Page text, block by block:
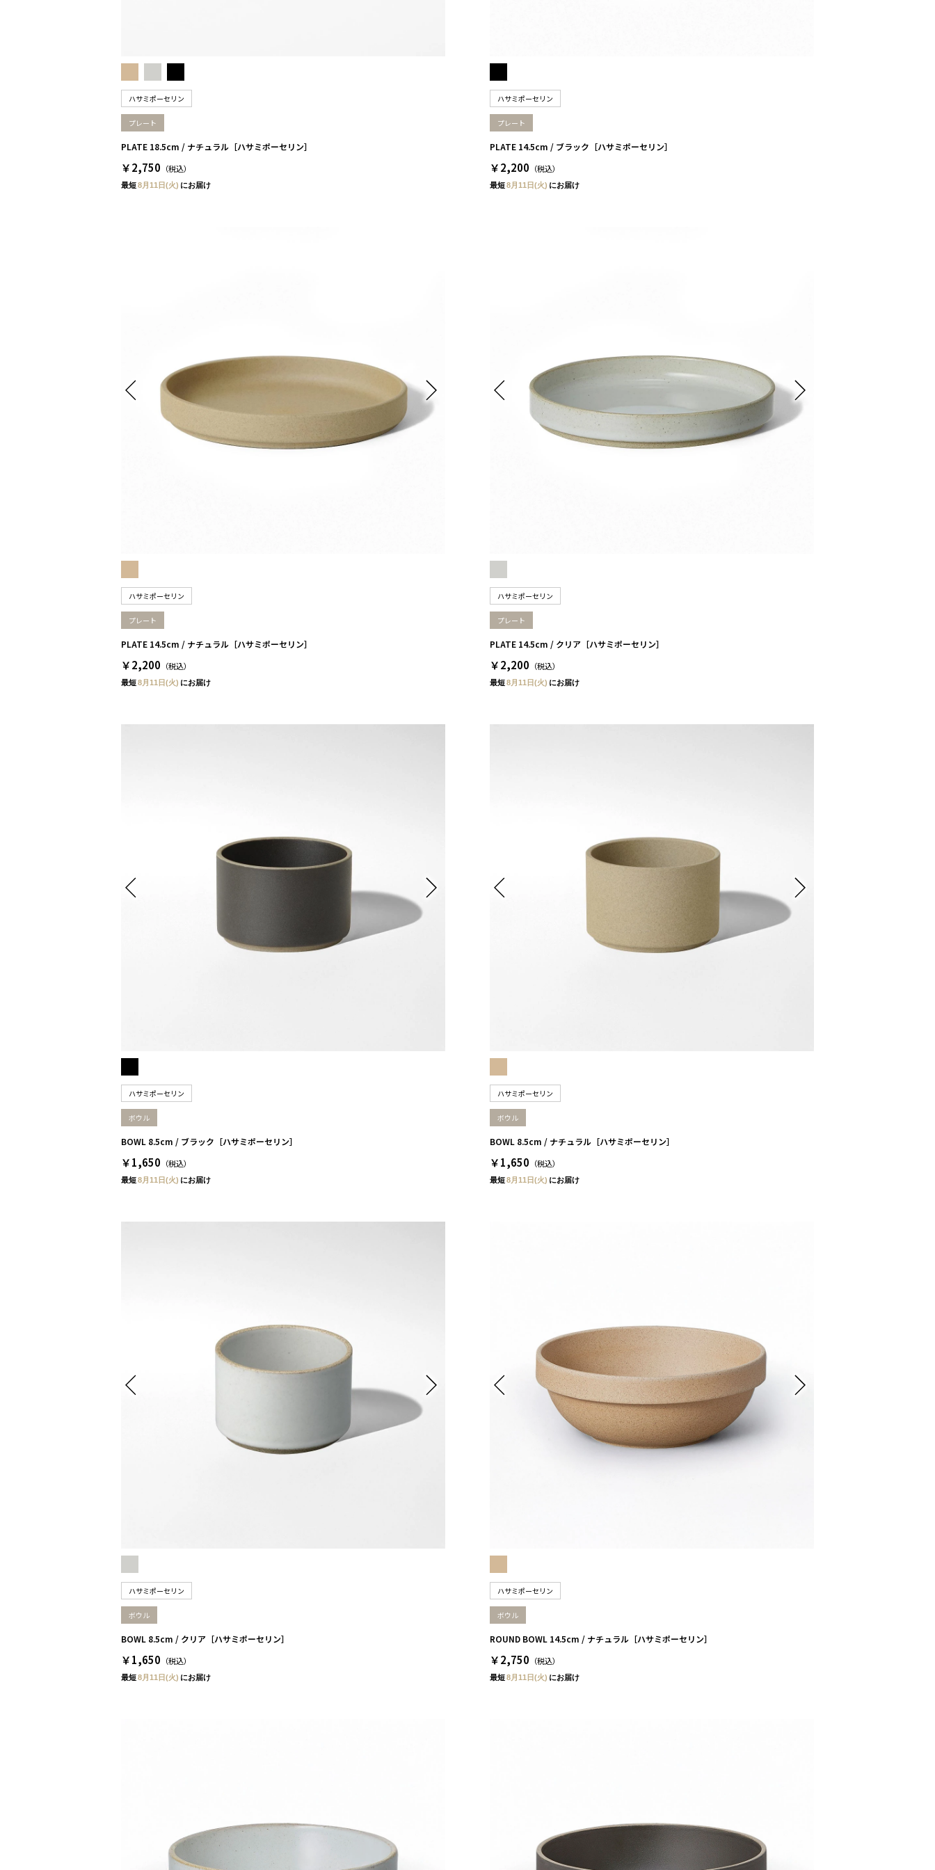
ハサミポーセリン
プレート
PLATE 18.5cm / ナチュラル［ハサミポーセリン］
￥2,750 （税込）
最短8月11日(火) にお届け
ハサミポーセリン
プレート
PLATE 14.5cm / ブラック［ハサミポーセリン］
￥2,200 （税込）
最短8月11日(火) にお届け
ハサミポーセリン
プレート
PLATE 14.5cm / ナチュラル［ハサミポーセリン］
￥2,200 （税込）
最短8月11日(火) にお届け
ハサミポーセリン
プレート
PLATE 14.5cm / クリア［ハサミポーセリン］
￥2,200 （税込）
最短8月11日(火) にお届け
ハサミポーセリン
ボウル
BOWL 8.5cm / ブラック［ハサミポーセリン］
￥1,650 （税込）
最短8月11日(火) にお届け
ハサミポーセリン
ボウル
BOWL 8.5cm / ナチュラル［ハサミポーセリン］
￥1,650 （税込）
最短8月11日(火) にお届け
ハサミポーセリン
ボウル
BOWL 8.5cm / クリア［ハサミポーセリン］
￥1,650 （税込）
最短8月11日(火) にお届け
ハサミポーセリン
ボウル
ROUND BOWL 14.5cm / ナチュラル［ハサミポーセリン］
￥2,750 （税込）
最短8月11日(火) にお届け